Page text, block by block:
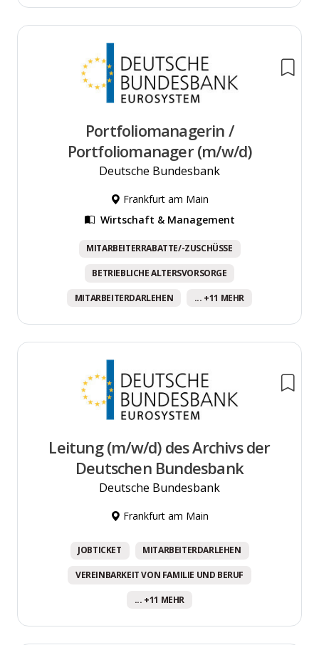
Portfoliomanagerin /
Portfoliomanager (m/w/d)
Deutsche Bundesbank
Frankfurt am Main
Wirtschaft & Management
MITARBEITERRABATTE/-ZUSCHÜSSE
BETRIEBLICHE ALTERSVORSORGE
MITARBEITERDARLEHEN ... +11 MEHR
Leitung (m/w/d) des Archivs der
Deutschen Bundesbank
Deutsche Bundesbank
Frankfurt am Main
JOBTICKET MITARBEITERDARLEHEN
VEREINBARKEIT VON FAMILIE UND BERUF
... +11 MEHR